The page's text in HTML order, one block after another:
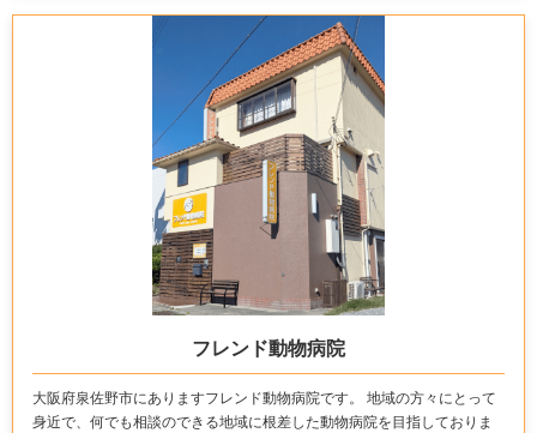
フレンド動物病院
大阪府泉佐野市にありますフレンド動物病院です。 地域の方々にとって
身近で、何でも相談のできる地域に根差した動物病院を目指しておりま